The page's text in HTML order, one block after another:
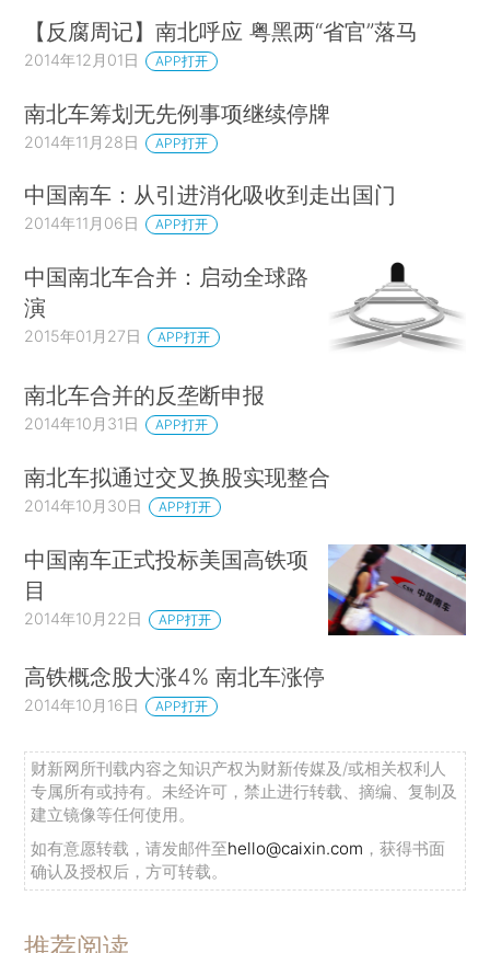
【反腐周记】南北呼应 粤黑两“省官”落马
2014年12月01日 APP打开
南北车筹划无先例事项继续停牌
2014年11月28日 APP打开
中国南车：从引进消化吸收到走出国门
2014年11月06日 APP打开
中国南北车合并：启动全球路
演
2015年01月27日 APP打开
南北车合并的反垄断申报
2014年10月31日 APP打开
南北车拟通过交叉换股实现整合
2014年10月30日 APP打开
中国南车正式投标美国高铁项
目
2014年10月22日 APP打开
高铁概念股大涨4% 南北车涨停
2014年10月16日 APP打开
财新网所刊载内容之知识产权为财新传媒及/或相关权利人
专属所有或持有。未经许可，禁止进行转载、摘编、复制及
建立镜像等任何使用。
如有意愿转载，请发邮件至hello@caixin.com ，获得书面
确认及授权后，方可转载。